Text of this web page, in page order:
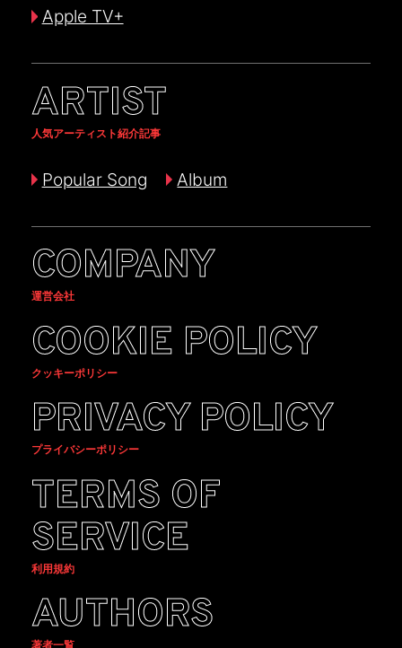
Apple TV+
ARTIST
人気アーティスト紹介記事
Popular Song Album
COMPANY
運営会社
COOKIE POLICY
クッキーポリシー
PRIVACY POLICY
プライバシーポリシー
TERMS OF
SERVICE
利用規約
AUTHORS
著者一覧